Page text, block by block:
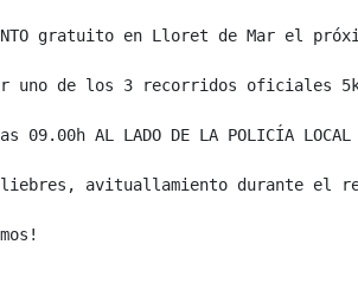
gratuito en Lloret de Mar el
uno de los 3 recorridos oficiales
09.00h AL LADO DE LA POLICÍA
liebres, avituallamiento durante el